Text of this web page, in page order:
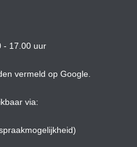
- 17.00 uur
vermeld op Google.
via: